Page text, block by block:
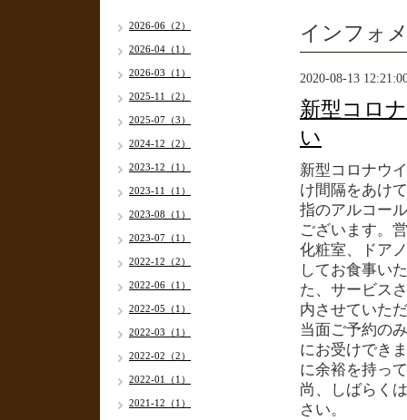
インフォ
2020-08-13
新型コロ
い
新型コロナウ
け間隔をあけ
指のアルコー
ございます。
化粧室、ドア
してお食事い
た、サービス
内させていた
当面ご予約の
にお受けでき
に余裕を持っ
尚、しばらく
さい。
2026-06（2）
2026-04（1）
2026-03（1）
2025-11（2）
2025-07（3）
2024-12（2）
2023-12（1）
2023-11（1）
2023-08（1）
2023-07（1）
2022-12（2）
2022-06（1）
2022-05（1）
2022-03（1）
2022-02（2）
2022-01（1）
2021-12（1）